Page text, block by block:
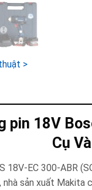
>
18V
Cụ
18V-EC 300-ABR
sản xuất